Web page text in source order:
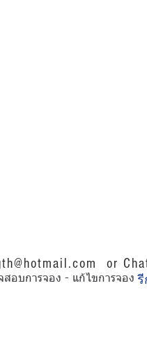
or
สอบการจอง - แก้ไขการจอง